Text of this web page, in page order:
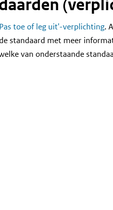
toe of leg uit'-verplichting.
standaard met meer
van onderstaande